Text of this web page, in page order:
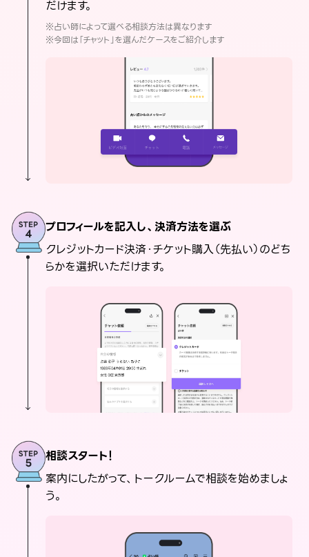
だけます。
※占い師によって選べる相談方法は異なります
※今回は「チャット」を選んだケースをご紹介します
プロフィールを記入し、決済方法を選ぶ
クレジットカード決済・チケット購入（先払い）のどち
らかを選択いただけます。
相談スタート！
案内にしたがって、トークルームで相談を始めましょ
う。